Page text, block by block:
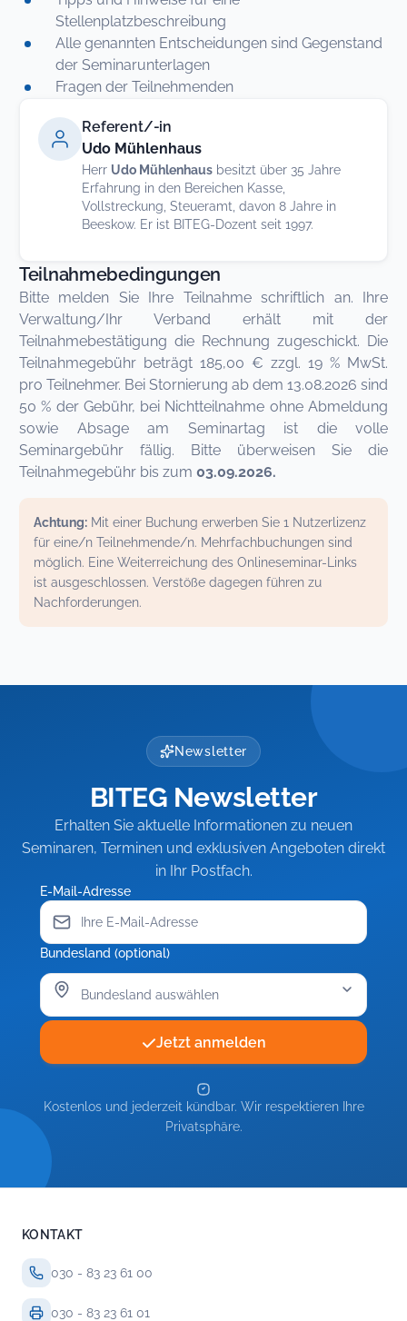
Stellenplatzbeschreibung
Alle genannten Entscheidungen sind Gegenstand
der Seminarunterlagen
Fragen der Teilnehmenden
Referent/-in
Udo Mühlenhaus
Herr Udo Mühlenhaus besitzt über 35 Jahre
Erfahrung in den Bereichen Kasse,
Vollstreckung, Steueramt, davon 8 Jahre in
Beeskow. Er ist BITEG-Dozent seit 1997.
Teilnahmebedingungen
Bitte melden Sie Ihre Teilnahme schriftlich an. Ihre
Verwaltung/Ihr Verband erhält mit der
Teilnahmebestätigung die Rechnung zugeschickt. Die
Teilnahmegebühr beträgt 185,00 € zzgl. 19 % MwSt.
pro Teilnehmer. Bei Stornierung ab dem 13.08.2026 sind
50 % der Gebühr, bei Nichtteilnahme ohne Abmeldung
sowie Absage am Seminartag ist die volle
Seminargebühr fällig. Bitte überweisen Sie die
Teilnahmegebühr bis zum 03.09.2026.
Achtung: Mit einer Buchung erwerben Sie 1 Nutzerlizenz
für eine/n Teilnehmende/n. Mehrfachbuchungen sind
möglich. Eine Weiterreichung des Onlineseminar-Links
ist ausgeschlossen. Verstöße dagegen führen zu
Nachforderungen.
Newsletter
BITEG Newsletter
Erhalten Sie aktuelle Informationen zu neuen
Seminaren, Terminen und exklusiven Angeboten direkt
in Ihr Postfach.
E-Mail-Adresse
Bundesland (optional)
Jetzt anmelden
Kostenlos und jederzeit kündbar. Wir respektieren Ihre
Privatsphäre.
KONTAKT
030 - 83 23 61 00
030 - 83 23 61 01